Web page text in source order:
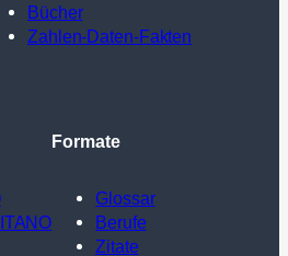
Bücher
Zahlen-Daten-Fakten
Formate
Glossar
Berufe
Zitate